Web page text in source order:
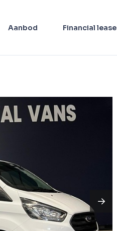
Aanbod Financial lease